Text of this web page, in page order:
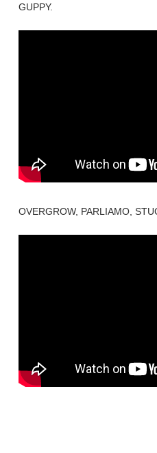
GUPPY.
OVERGROW, PARLIAMO,